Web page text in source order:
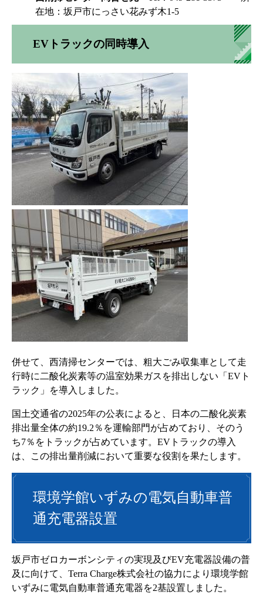
在地：坂戸市にっさい花みず木1-5
EVトラックの同時導入
併せて、西清掃センターでは、粗大ごみ収集車として走
行時に二酸化炭素等の温室効果ガスを排出しない「EVト
ラック」を導入しました。
国土交通省の2025年の公表によると、日本の二酸化炭素
排出量全体の約19.2％を運輸部門が占めており、そのう
ち7％をトラックが占めています。EVトラックの導入
は、この排出量削減において重要な役割を果たします。
環境学館いずみの電気自動車普
通充電器設置
坂戸市ゼロカーボンシティの実現及びEV充電器設備の普
及に向けて、Terra Charge株式会社の協力により環境学館
いずみに電気自動車普通充電器を2基設置しました。